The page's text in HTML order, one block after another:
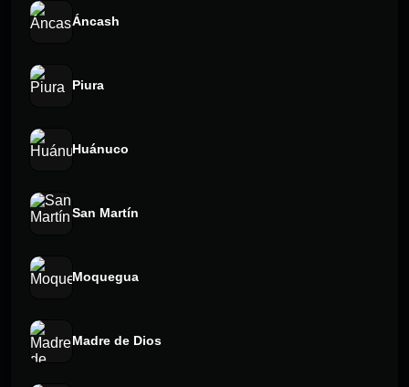
Áncash
Piura
Huánuco
San Martín
Moquegua
Madre de Dios